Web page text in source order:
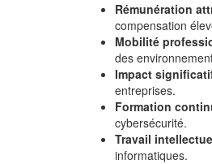
Rémunération
compensation
Mobilité
des
Impact
entreprises.
Formation
cybersécurité.
Travail
informatiques.